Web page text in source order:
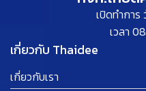
เปิดทำการ
เวลา
เกี่ยวกับ Thaidee
เกี่ยวกับเรา